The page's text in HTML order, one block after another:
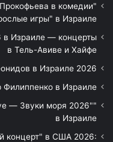
в комедии
игры" в Израиле
в Израиле — концерты
в Тель-Авиве и Хайфе
в Израиле 2026
Филиппенко в Израиле
— Звуки моря 2026"
в Израиле
концерт" в США 2026: